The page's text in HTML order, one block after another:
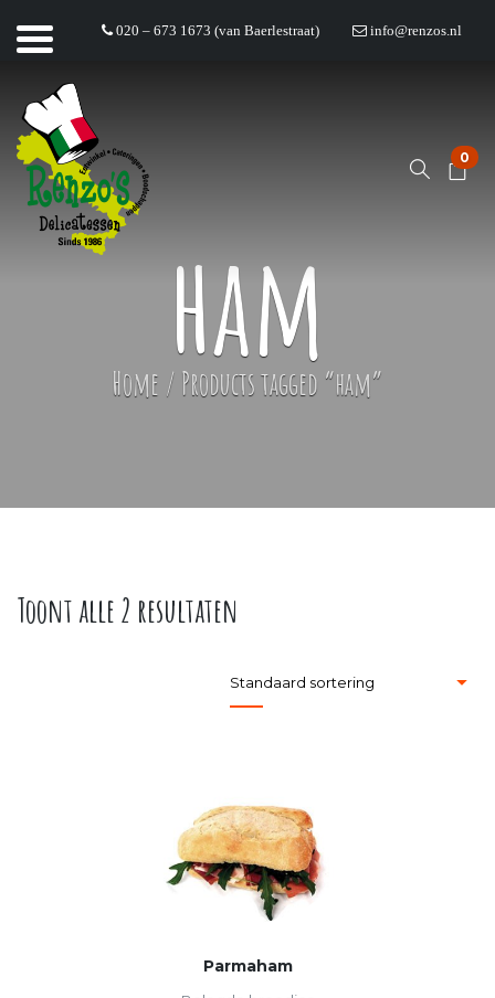
info@renzos.nl
020 – 673 1673 (van Baerlestraat)
0
ham
Home / Products tagged “ham”
Toont alle 2 resultaten
Parmaham